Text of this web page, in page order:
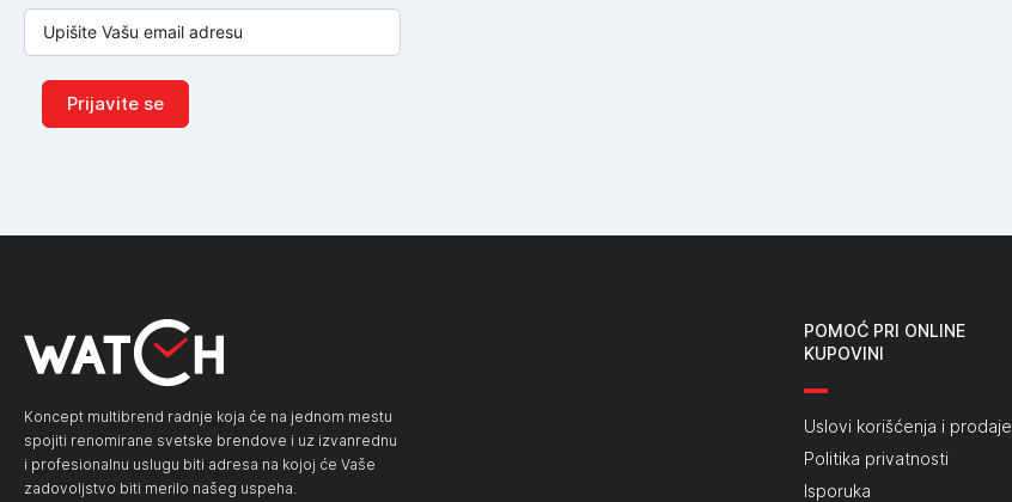
Prijavite se
Koncept multibrend radnje koja će na jednom mestu
spojiti renomirane svetske brendove i uz izvanrednu
i profesionalnu uslugu biti adresa na kojoj će Vaše
zadovoljstvo biti merilo našeg uspeha.
POMOĆ PRI ONLINE
KUPOVINI
Uslovi korišćenja i prodaje
Politika privatnosti
Isporuka